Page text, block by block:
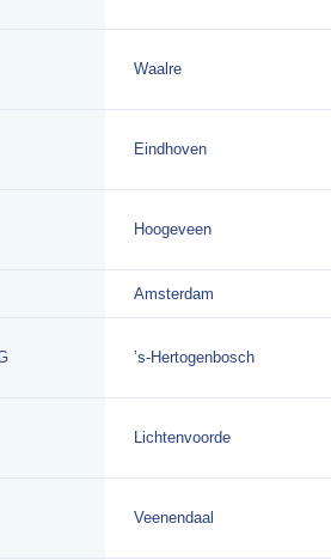
Waalre
Eindhoven
Hoogeveen
Amsterdam
’s-Hertogenbosch
Lichtenvoorde
Veenendaal